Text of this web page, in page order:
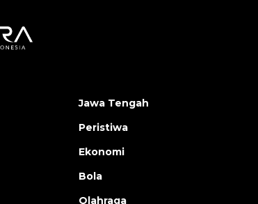
Jawa Tengah
Peristiwa
Ekonomi
Bola
Olahraga